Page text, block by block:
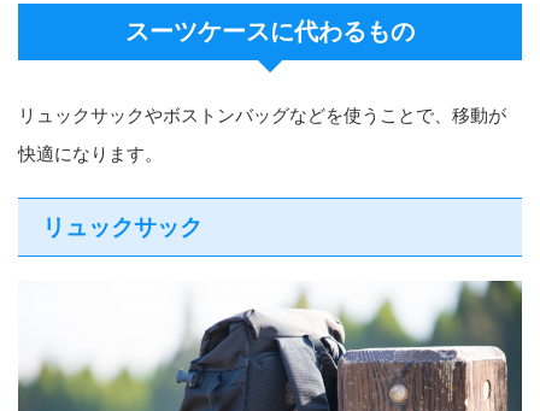
スーツケースに代わるもの
リュックサックやボストンバッグなどを使うことで、移動が
快適になります。
リュックサック